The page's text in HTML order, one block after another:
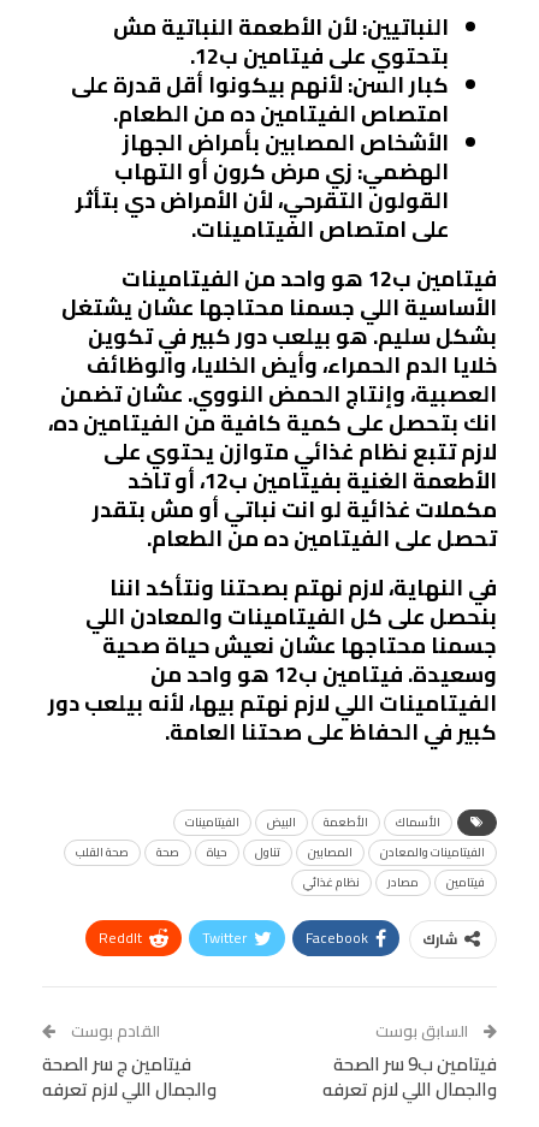
النباتيين:لأن الأطعمة النباتية مش
بتحتوي على فيتامين ب12.
كبار السن:لأنهم بيكونوا أقل قدرة على
امتصاص الفيتامين ده من الطعام.
الأشخاص المصابين بأمراض الجهاز
الهضمي:زي مرض كرون أو التهاب
القولون التقرحي، لأن الأمراض دي بتأثر
على امتصاص الفيتامينات.
فيتامين ب12 هو واحد من الفيتامينات
الأساسية اللي جسمنا محتاجها عشان يشتغل
بشكل سليم. هو بيلعب دور كبير في تكوين
خلايا الدم الحمراء، وأيض الخلايا، والوظائف
العصبية، وإنتاج الحمض النووي. عشان تضمن
انك بتحصل على كمية كافية من الفيتامين ده،
لازم تتبع نظام غذائي متوازن يحتوي على
الأطعمة الغنية بفيتامين ب12، أو تاخد
مكملات غذائية لو انت نباتي أو مش بتقدر
تحصل على الفيتامين ده من الطعام.
في النهاية، لازم نهتم بصحتنا ونتأكد اننا
بنحصل على كل الفيتامينات والمعادن اللي
جسمنا محتاجها عشان نعيش حياة صحية
وسعيدة. فيتامين ب12 هو واحد من
الفيتامينات اللي لازم نهتم بيها، لأنه بيلعب دور
كبير في الحفاظ على صحتنا العامة.
الأسماك الأطعمة البيض
الفيتامينات
الفيتامينات والمعادن
المصابين تناول حياة صحة
صحة القلب
فيتامين
مصادر نظام غذائي
شارك Facebook
Twitter
ReddIt
Tumblr
البريد الإلكتروني
VK
Digg
LINE
BlackBerry
Viber
السابق بوست
فيتامين ب9 سر الصحة
والجمال اللي لازم تعرفه
القادم بوست
فيتامين ج سر الصحة
والجمال اللي لازم تعرفه